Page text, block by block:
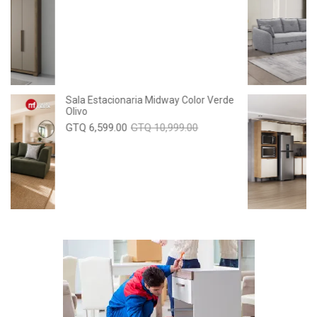
Sala Estacionaria Midway Color Verde
Olivo
GTQ 6,599.00 GTQ 10,999.00